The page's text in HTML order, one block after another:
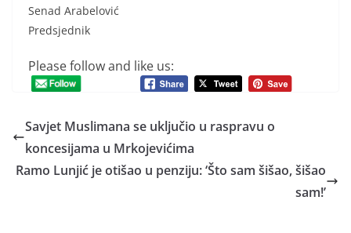
Senad Arabelović
Predsjednik
Please follow and like us:
Savjet Muslimana se uključio u raspravu o
koncesijama u Mrkojevićima
Ramo Lunjić je otišao u penziju: ‘Što sam šišao, šišao
sam!’